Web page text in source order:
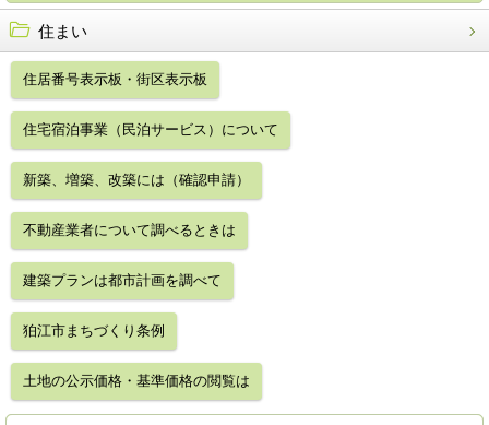
住まい
住居番号表示板・街区表示板
住宅宿泊事業（民泊サービス）について
新築、増築、改築には（確認申請）
不動産業者について調べるときは
建築プランは都市計画を調べて
狛江市まちづくり条例
土地の公示価格・基準価格の閲覧は